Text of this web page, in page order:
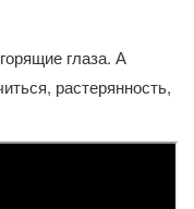
глаза. А
растерянность,